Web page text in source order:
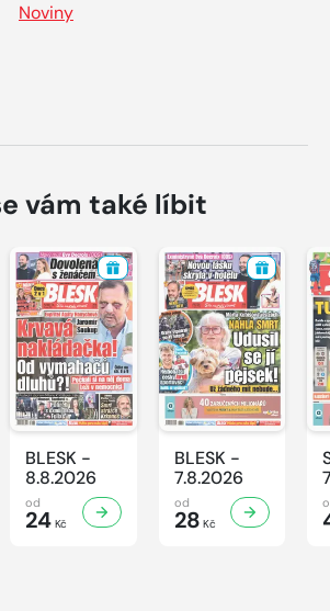
Noviny
vám také líbit
BLESK -
8.8.2026
od
24Kč
BLESK -
7.8.2026
od
28 Kč